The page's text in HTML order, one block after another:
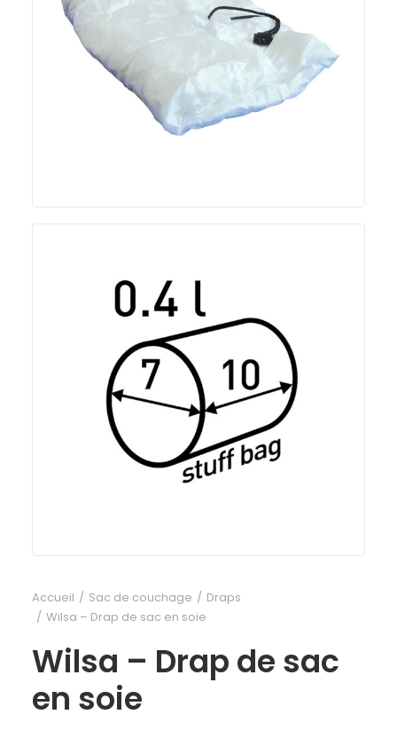
Accueil Sac de couchage
Draps
Wilsa – Drap de sac en soie
Wilsa – Drap de sac
en soie